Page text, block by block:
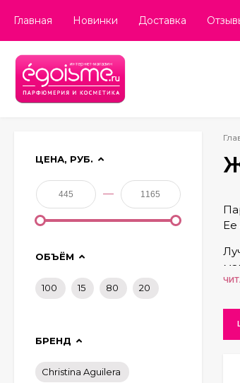
Главная Новинки Доставка
Ее
ЦЕНА, РУБ.
—
ОБЪЁМ
100 15 80 20
БРЕНД
Christina Aguilera